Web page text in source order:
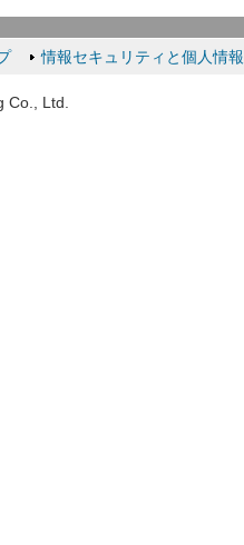
情報セキュリティと個人情
Co., Ltd.